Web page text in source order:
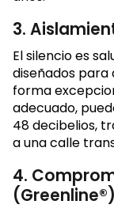
3.
El silencio es
diseñados para
forma
adecuado,
48 decibelios,
a una calle
4.
(Greenline®)